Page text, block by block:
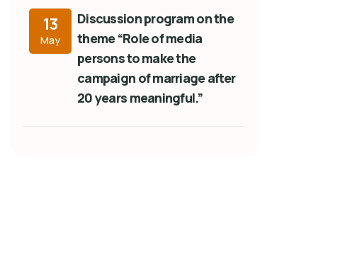
13
May
Discussion program on the
theme “Role of media
persons to make the
campaign of marriage after
20 years meaningful.”